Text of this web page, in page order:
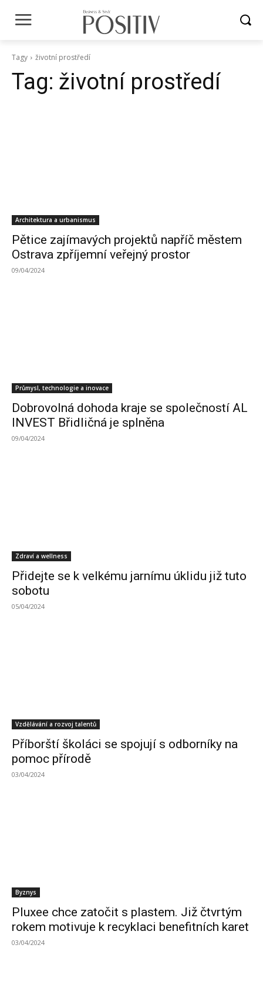
Tagy životní prostředí
Tag: životní prostředí
Architektura a urbanismus
Pětice zajímavých projektů napříč městem
Ostrava zpříjemní veřejný prostor
09/04/2024
Průmysl, technologie a inovace
Dobrovolná dohoda kraje se společností AL
INVEST Břidličná je splněna
09/04/2024
Zdraví a wellness
Přidejte se k velkému jarnímu úklidu již tuto
sobotu
05/04/2024
Vzdělávání a rozvoj talentů
Příborští školáci se spojují s odborníky na
pomoc přírodě
03/04/2024
Byznys
Pluxee chce zatočit s plastem. Již čtvrtým
rokem motivuje k recyklaci benefitních karet
03/04/2024